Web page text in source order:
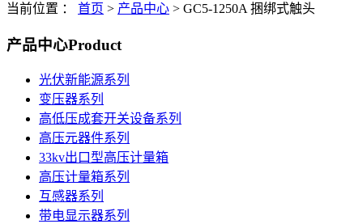
当前位置 ： 首页 > 产品中心 > GC5-1250A 捆绑式触头
产品中心Product
光伏新能源系列
变压器系列
高低压成套开关设备系列
高压元器件系列
33kv出口型高压计量箱
高压计量箱系列
互感器系列
带电显示器系列